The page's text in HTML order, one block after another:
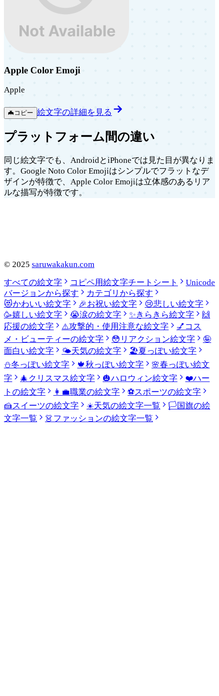
Apple Color Emoji
Apple
🦇 コピー 絵文字の詳細を見る
プラットフォーム間の違い
同じ絵文字でも、AndroidとiPhoneでは見た目が異なりま
す。Google Noto Color Emojiはシンプルでフラットなデ
ザインが特徴で、Apple Color Emojiは立体感のあるリア
ルな描写が特徴です。
© 2025 saruwakakun.com
すべての絵文字
コピペ用絵文字チートシート
Unicode
バージョンから探す
カテゴリから探す
😻かわいい絵文字 🎉お祝い絵文字 😢悲しい絵文字
🥳嬉しい絵文字 😭涙の絵文字 ✨きらきら絵文字
🙌
応援の絵文字
⚠️攻撃的・使用注意な絵文字 💅 コス
メ・ビューティーの絵文字
😳 リアクション絵文字
🤪
面白い絵文字
🌤️天気の絵文字 🏖️夏っぽい絵文字
⛄冬っぽい絵文字 🍁秋っぽい絵文字 🌸春っぽい絵文
字
🎄 クリスマス絵文字 🎃ハロウィン絵文字 ❤️ハー
トの絵文字
👩‍💼職業の絵文字 ⚽スポーツの絵文字
🍰スイーツの絵文字 ☀️天気の絵文字一覧 🏳️国旗の絵
文字一覧
👗ファッションの絵文字一覧